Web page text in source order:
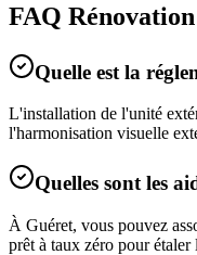
FAQ
Quelle est la
L'installation de l'unité
l'harmonisation visuelle
Quelles sont les
À Guéret, vous pouvez
prêt à taux zéro pour étaler